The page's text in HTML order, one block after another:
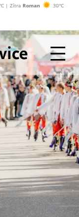
| Zítra Roman 30°C